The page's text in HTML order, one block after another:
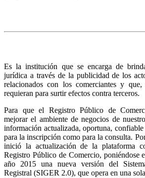
Es la institución que se encarga de
jurídica a través de la publicidad de los
relacionados con los comerciantes y
requieran para surtir efectos contra terceros.
Para que el Registro Público de
mejorar el ambiente de negocios de
información actualizada, oportuna,
para la inscripción como para la consulta.
inició la actualización de la plataforma
Registro Público de Comercio, poniéndose
año 2015 una nueva versión del
Registral (SIGER 2.0), que opera en una